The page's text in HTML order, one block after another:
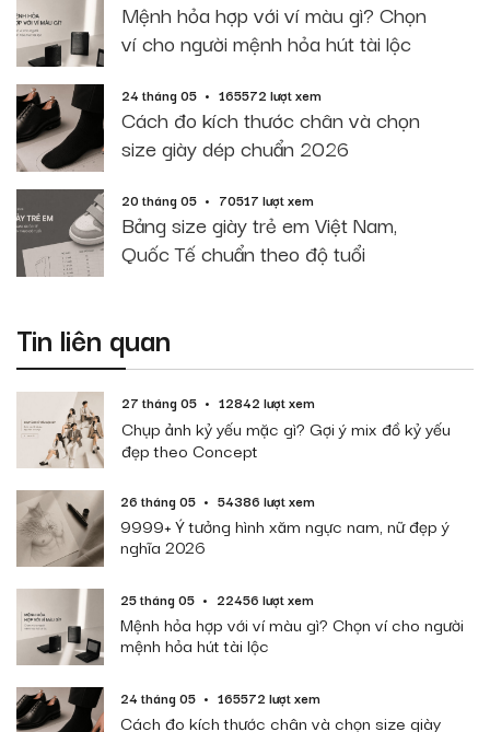
Mệnh hỏa hợp với ví màu gì? Chọn
ví cho người mệnh hỏa hút tài lộc
24 tháng 05 165572 lượt xem
Cách đo kích thước chân và chọn
size giày dép chuẩn 2026
20 tháng 05 70517 lượt xem
Bảng size giày trẻ em Việt Nam,
Quốc Tế chuẩn theo độ tuổi
Tin liên quan
27 tháng 05 12842 lượt xem
Chụp ảnh kỷ yếu mặc gì? Gợi ý mix đồ kỷ yếu
đẹp theo Concept
26 tháng 05 54386 lượt xem
9999+ Ý tưởng hình xăm ngực nam, nữ đẹp ý
nghĩa 2026
25 tháng 05 22456 lượt xem
Mệnh hỏa hợp với ví màu gì? Chọn ví cho người
mệnh hỏa hút tài lộc
24 tháng 05 165572 lượt xem
Cách đo kích thước chân và chọn size giày